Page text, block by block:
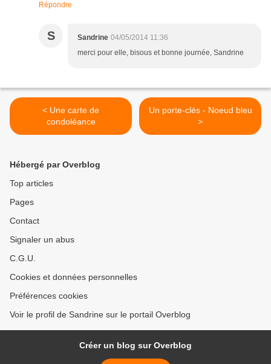
Répondre
S Sandrine 04/05/2014 11:36
merci pour elle, bisous et bonne journée, Sandrine
< Une carte de
condoléance
Un porte-clés - Noeud bleu
>
Hébergé par Overblog
Top articles
Pages
Contact
Signaler un abus
C.G.U.
Cookies et données personnelles
Préférences cookies
Voir le profil de Sandrine sur le portail Overblog
Créer un blog sur Overblog